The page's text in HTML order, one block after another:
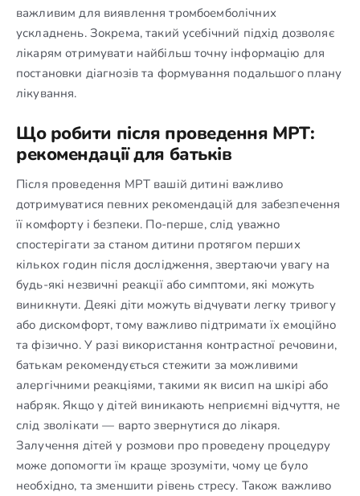
важливим для виявлення тромбоемболічних
ускладнень. Зокрема, такий усебічний підхід дозволяє
лікарям отримувати найбільш точну інформацію для
постановки діагнозів та формування подальшого плану
лікування.
Що робити після проведення МРТ:
рекомендації для батьків
Після проведення МРТ вашій дитині важливо
дотримуватися певних рекомендацій для забезпечення
її комфорту і безпеки. По-перше, слід уважно
спостерігати за станом дитини протягом перших
кількох годин після дослідження, звертаючи увагу на
будь-які незвичні реакції або симптоми, які можуть
виникнути. Деякі діти можуть відчувати легку тривогу
або дискомфорт, тому важливо підтримати їх емоційно
та фізично. У разі використання контрастної речовини,
батькам рекомендується стежити за можливими
алергічними реакціями, такими як висип на шкірі або
набряк. Якщо у дітей виникають неприємні відчуття, не
слід зволікати — варто звернутися до лікаря.
Залучення дітей у розмови про проведену процедуру
може допомогти їм краще зрозуміти, чому це було
необхідно, та зменшити рівень стресу. Також важливо